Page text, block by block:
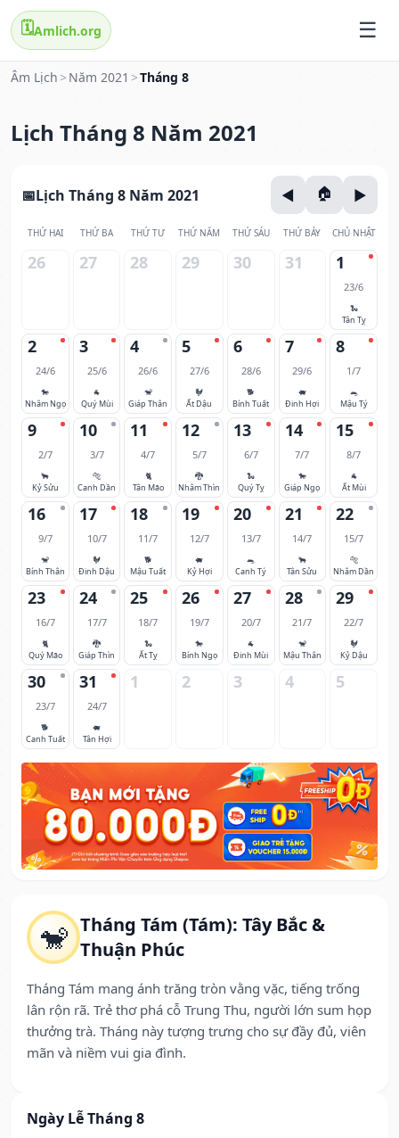
🗓️Amlich.org
Âm Lịch > Năm 2021 >Tháng 8
Lịch Tháng 8 Năm 2021
🐒 Tháng Tám (Tám): Tây Bắc &
Thuận Phúc
Tháng Tám mang ánh trăng tròn vằng vặc, tiếng trống
lân rộn rã. Trẻ thơ phá cỗ Trung Thu, người lớn sum họp
thưởng trà. Tháng này tượng trưng cho sự đầy đủ, viên
mãn và niềm vui gia đình.
Ngày Lễ Tháng 8
Lịch Tháng 8 Năm 2021
THỨ HAI THỨ BA THỨ TƯ THỨ NĂM THỨ SÁU THỨ BẢY CHỦ NHẬT
26 27 28 29 30 31 1
23/6
🐍
Tân Tỵ
2
24/6
🐎
Nhâm Ngọ
3
25/6
🐐
Quý Mùi
4
26/6
🐒
Giáp Thân
5
27/6
🐓
Ất Dậu
6
28/6
🐕
Bính Tuất
7
29/6
🐖
Đinh Hợi
8
1/7
🐀
Mậu Tý
9
2/7
🐂
Kỷ Sửu
10
3/7
🐅
Canh Dần
11
4/7
🐈
Tân Mão
12
5/7
🐉
Nhâm Thìn
13
6/7
🐍
Quý Tỵ
14
7/7
🐎
Giáp Ngọ
15
8/7
🐐
Ất Mùi
16
9/7
🐒
Bính Thân
17
10/7
🐓
Đinh Dậu
18
11/7
🐕
Mậu Tuất
19
12/7
🐖
Kỷ Hợi
20
13/7
🐀
Canh Tý
21
14/7
🐂
Tân Sửu
22
15/7
🐅
Nhâm Dần
23
16/7
🐈
Quý Mão
24
17/7
🐉
Giáp Thìn
25
18/7
🐍
Ất Tỵ
26
19/7
🐎
Bính Ngọ
27
20/7
🐐
Đinh Mùi
28
21/7
🐒
Mậu Thân
29
22/7
🐓
Kỷ Dậu
30
23/7
🐕
Canh Tuất
31
24/7
🐖
Tân Hợi
1 2 3 4 5